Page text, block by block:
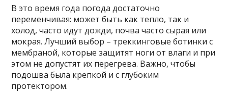
В это время года погода достаточно
переменчивая: может быть как тепло, так и
холод, часто идут дожди, почва часто сырая или
мокрая. Лучший выбор – треккинговые ботинки с
мембраной, которые защитят ноги от влаги и при
этом не допустят их перегрева. Важно, чтобы
подошва была крепкой и с глубоким
протектором.